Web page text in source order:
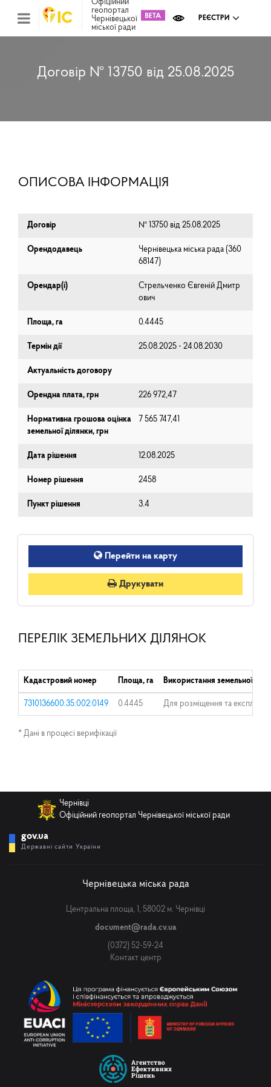
Офіційний
геопортал
Чернівецької
міської ради
РЕЄСТРИ
Договір № 13750 від 25.08.2025
ОПИСОВА ІНФОРМАЦІЯ
Договір № 13750 від 25.08.2025
Орендодавець
Чернівецька міська рада (⁨360
68147⁩)
Орендар(і)
Стрельченко Євгеній Дмитр
ович
Площа, га 0.4445
Термін дії 25.08.2025 - 24.08.2030
Актуальність договору
Орендна плата, грн 226 972,47
Нормативна грошова оцінка
земельної ділянки, грн
7 565 747,41
Дата рішення 12.08.2025
Номер рішення 2458
Пункт рішення 3.4
Перейти на карту
Друкувати
ПЕРЕЛІК ЗЕМЕЛЬНИХ ДІЛЯНОК
Кадастровий номер Площа, га Використання земельної
7310136600:35:002:0149 0.4445 Для розміщення та
* Дані в процесі верифікації
Чернівці
Офіційний геопортал Чернівецької міської ради
gov.ua
Державні сайти України
Чернівецька міська рада
Центральна площа, 1, 58002 м. Чернівці
document@rada.cv.ua
(0372) 52-59-24
Контакт центр